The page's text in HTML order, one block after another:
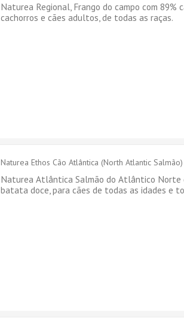
Naturea Regional, Frango do campo com 89%
cachorros e cães adultos, de todas as raças.
Naturea Ethos Cão Atlântica (North Atlantic Salmão)
Naturea Atlântica Salmão do Atlântico Norte
batata doce, para cães de todas as idades e